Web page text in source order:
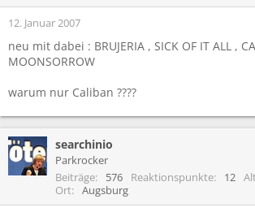
12. Januar 2007
neu mit dabei : BRUJERIA , SICK OF IT ALL ,
MOONSORROW
warum nur Caliban ????
searchinio
Parkrocker
Beiträge
576 Reaktionspunkte 12
Ort
Augsburg